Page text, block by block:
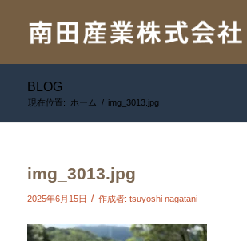
BLOG
現在位置: ホーム / img_3013.jpg
img_3013.jpg
2025年6月15日 / 作成者: tsuyoshi nagatani